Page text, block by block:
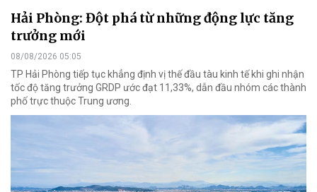
Hải Phòng: Đột phá từ những động lực tăng
trưởng mới
08/08/2026 05:05
TP Hải Phòng tiếp tục khẳng định vị thế đầu tàu kinh tế khi ghi nhận
tốc độ tăng trưởng GRDP ước đạt 11,33%, dẫn đầu nhóm các thành
phố trực thuộc Trung ương.